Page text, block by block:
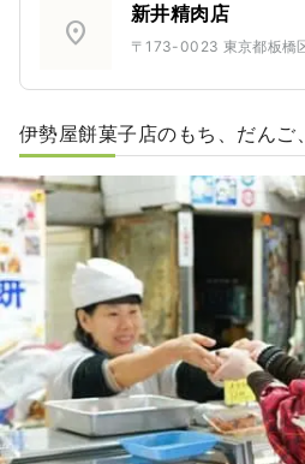
location_on
新井精肉店
〒173-0023 東京都板橋
伊勢屋餅菓子店のもち、だんご